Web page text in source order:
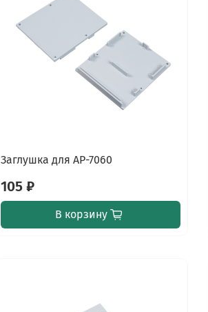
Заглушка для AP-7060
105 ₽
В корзину